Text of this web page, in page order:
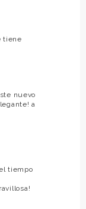
tiene
nuevo
a
tiempo